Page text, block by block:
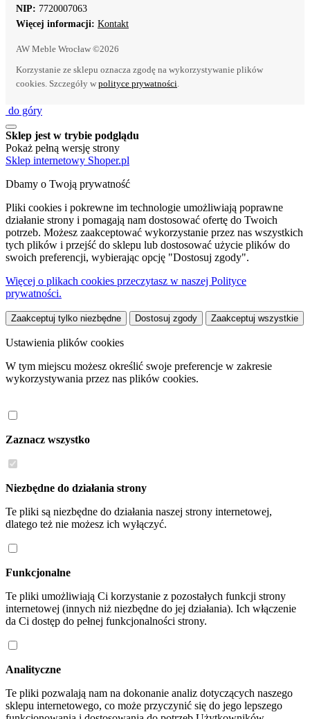
NIP: 7720007063
Więcej informacji: Kontakt
AW Meble Wrocław ©2026
Korzystanie ze sklepu oznacza zgodę na wykorzystywanie plików
cookies. Szczegóły w polityce prywatności
do góry
Sklep jest w trybie podglądu
Pokaż pełną wersję strony
Sklep internetowy Shoper.pl
Dbamy o Twoją prywatność
Pliki cookies i pokrewne im technologie umożliwiają poprawne
działanie strony i pomagają nam dostosować ofertę do Twoich
potrzeb. Możesz zaakceptować wykorzystanie przez nas wszystkich
tych plików i przejść do sklepu lub dostosować użycie plików do
swoich preferencji, wybierając opcję "Dostosuj zgody".
Więcej o plikach cookies przeczytasz w naszej Polityce
prywatności.
Zaakceptuj tylko niezbędne Dostosuj zgody Zaakceptuj wszystkie
Ustawienia plików cookies
W tym miejscu możesz określić swoje preferencje w zakresie
wykorzystywania przez nas plików cookies.
Zaznacz wszystko
Niezbędne do działania strony
Te pliki są niezbędne do działania naszej strony internetowej,
dlatego też nie możesz ich wyłączyć.
Funkcjonalne
Te pliki umożliwiają Ci korzystanie z pozostałych funkcji strony
internetowej (innych niż niezbędne do jej działania). Ich włączenie
da Ci dostęp do pełnej funkcjonalności strony.
Analityczne
Te pliki pozwalają nam na dokonanie analiz dotyczących naszego
sklepu internetowego, co może przyczynić się do jego lepszego